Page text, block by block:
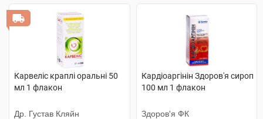
Карвеліс краплі оральні 50
мл 1 флакон
Др. Густав Кляйн
Кардіоаргінін Здоров'я сироп
100 мл 1 флакон
Здоров'я ФК